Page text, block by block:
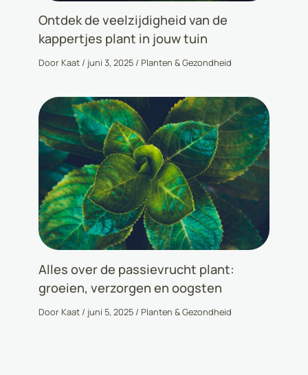
Ontdek de veelzijdigheid van de
kappertjes plant in jouw tuin
Door Kaat / juni 3, 2025 / Planten & Gezondheid
Alles over de passievrucht plant:
groeien, verzorgen en oogsten
Door Kaat / juni 5, 2025 / Planten & Gezondheid